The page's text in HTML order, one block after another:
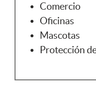
Comercio
Oficinas
Mascotas
Protección